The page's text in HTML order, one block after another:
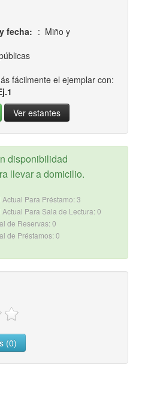
fecha: : Miño y
fácilmente el ejemplar con:
Ver estantes
disponibilidad
llevar a domicilio.
Para Préstamo: 3
Para Sala de Lectura: 0
de Reservas: 0
de Préstamos: 0
(0)